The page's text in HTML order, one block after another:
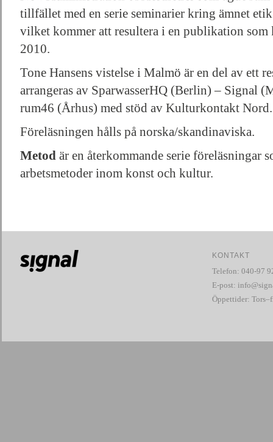
tillfället med en serie seminarier kring ämnet
vilket kommer att resultera i en publikation som
2010.
Tone Hansens vistelse i Malmö är en del av ett
arrangeras av SparwasserHQ (Berlin) – Signal
rum46 (Århus) med stöd av Kulturkontakt Nord.
Föreläsningen hålls på norska/skandinaviska.
Metodär en återkommande serie föreläsningar
arbetsmetoder inom konst och kultur.
KONTAKT
Telefon: 040-97
E-post:
Öppettider: